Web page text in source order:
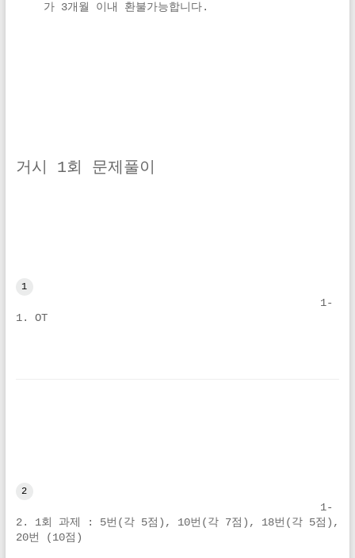
가 3개월 이내 환불가능합니다.
거시 1회 문제풀이
1
1-
1. OT
2
1-
2. 1회 과제 : 5번(각 5점), 10번(각 7점), 18번(각 5점),
20번 (10점)